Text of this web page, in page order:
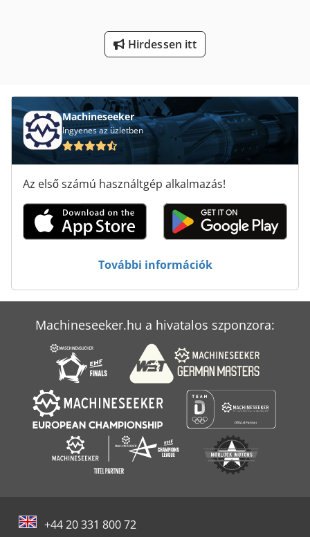
Kézi Gép
Kézi Hajlító Gép
Kő-Vágó Gép
Pk 19000
Hirdessen itt
Machineseeker
Ingyenes az üzletben
Az első számú használtgép alkalmazás!
További információk
Machineseeker.hu a hivatalos szponzora:
+44 20 331 800 72